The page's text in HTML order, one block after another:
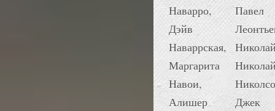
Наварро,
Дэйв
Наваррская,
Маргарита
Навои,
Алишер
Павел
Джек